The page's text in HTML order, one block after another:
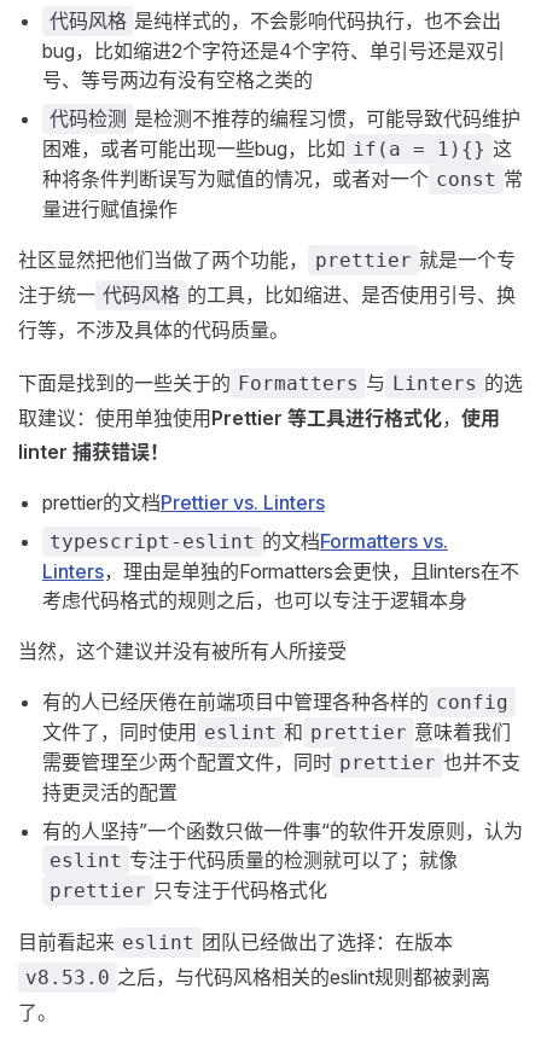
代码风格 是纯样式的，不会影响代码执行，也不会出
bug，比如缩进2个字符还是4个字符、单引号还是双引
号、等号两边有没有空格之类的
代码检测 是检测不推荐的编程习惯，可能导致代码维护
困难，或者可能出现一些bug，比如 if(a = 1){} 这
种将条件判断误写为赋值的情况，或者对一个 const 常
量进行赋值操作
社区显然把他们当做了两个功能， prettier 就是一个专
注于统一 代码风格 的工具，比如缩进、是否使用引号、换
行等，不涉及具体的代码质量。
下面是找到的一些关于的 Formatters 与 Linters 的选
取建议：使用单独使用 Prettier 等工具进行格式化， 使用
linter 捕获错误！
prettier的文档Prettier vs. Linters
typescript-eslint 的文档Formatters vs.
Linters，理由是单独的Formatters会更快，且linters在不
考虑代码格式的规则之后，也可以专注于逻辑本身
当然，这个建议并没有被所有人所接受
有的人已经厌倦在前端项目中管理各种各样的 config
文件了，同时使用 eslint 和 prettier 意味着我们
需要管理至少两个配置文件，同时 prettier 也并不支
持更灵活的配置
有的人坚持”一个函数只做一件事“的软件开发原则，认为
eslint 专注于代码质量的检测就可以了；就像
prettier 只专注于代码格式化
目前看起来 eslint 团队已经做出了选择：在版本
v8.53.0 之后，与代码风格相关的eslint规则都被剥离
了。